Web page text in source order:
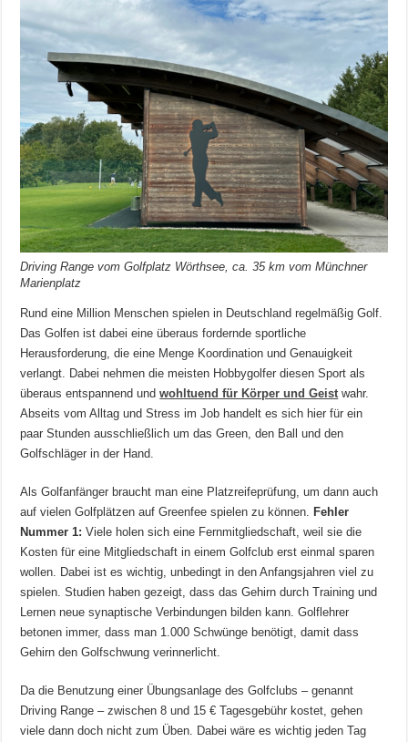
Driving Range vom Golfplatz Wörthsee, ca. 35 km vom Münchner
Marienplatz
Rund eine Million Menschen spielen in Deutschland regelmäßig Golf.
Das Golfen ist dabei eine überaus fordernde sportliche
Herausforderung, die eine Menge Koordination und Genauigkeit
verlangt. Dabei nehmen die meisten Hobbygolfer diesen Sport als
überaus entspannend undwohltuend für Körper und Geist wahr.
Abseits vom Alltag und Stress im Job handelt es sich hier für ein
paar Stunden ausschließlich um das Green, den Ball und den
Golfschläger in der Hand.
Als Golfanfänger braucht man eine Platzreifeprüfung, um dann auch
auf vielen Golfplätzen auf Greenfee spielen zu können.
Fehler
Nummer 1: Viele holen sich eine Fernmitgliedschaft, weil sie die
Kosten für eine Mitgliedschaft in einem Golfclub erst einmal sparen
wollen. Dabei ist es wichtig, unbedingt in den Anfangsjahren viel zu
spielen. Studien haben gezeigt, dass das Gehirn durch Training und
Lernen neue synaptische Verbindungen bilden kann. Golflehrer
betonen immer, dass man 1.000 Schwünge benötigt, damit dass
Gehirn den Golfschwung verinnerlicht.
Da die Benutzung einer Übungsanlage des Golfclubs – genannt
Driving Range – zwischen 8 und 15 € Tagesgebühr kostet, gehen
viele dann doch nicht zum Üben. Dabei wäre es wichtig jeden Tag